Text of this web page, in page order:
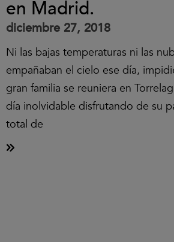
en Madrid.
diciembre 27, 2018
Ni las bajas temperaturas ni las
empañaban el cielo ese día,
gran familia se reuniera en
día inolvidable disfrutando de su
total de